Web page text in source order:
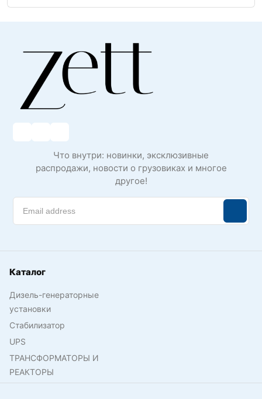
Что внутри: новинки, эксклюзивные
распродажи, новости о грузовиках и многое
другое!
Каталог
Дизель-генераторные
установки
Стабилизатор
UPS
ТРАНСФОРМАТОРЫ И
РЕАКТОРЫ